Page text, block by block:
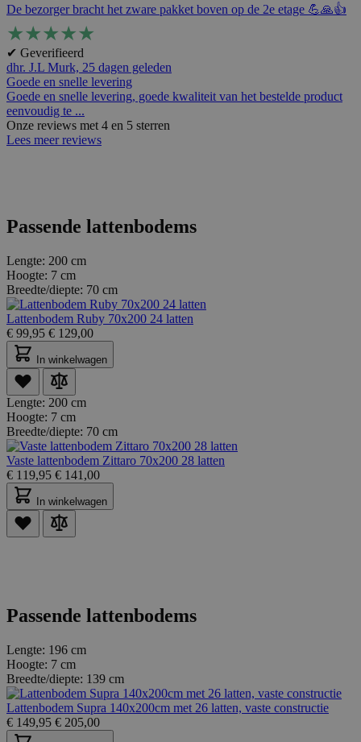
De bezorger bracht het zware pakket boven op de 2e etage 💪🙏👍
★★★★★
✔ Geverifieerd
dhr. J.L Murk, 25 dagen geleden
Goede en snelle levering
Goede en snelle levering, goede kwaliteit van het bestelde product
eenvoudig te ...
Onze reviews met 4 en 5 sterren
Lees meer reviews
Passende lattenbodems
Lengte: 200 cm
Hoogte: 7 cm
Breedte/diepte: 70 cm
Lattenbodem Ruby 70x200 24 latten
€ 99,95 € 129,00
In winkelwagen
Lengte: 200 cm
Hoogte: 7 cm
Breedte/diepte: 70 cm
Vaste lattenbodem Zittaro 70x200 28 latten
€ 119,95 € 141,00
In winkelwagen
Passende lattenbodems
Lengte: 196 cm
Hoogte: 7 cm
Breedte/diepte: 139 cm
Lattenbodem Supra 140x200cm met 26 latten, vaste constructie
€ 149,95 € 205,00